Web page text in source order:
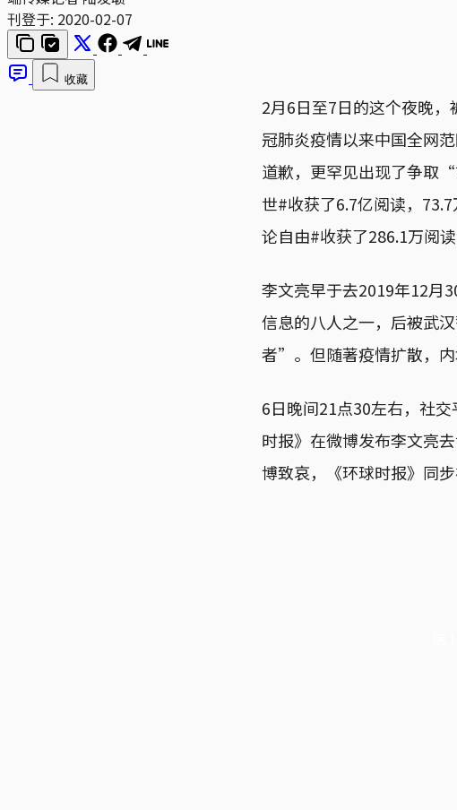
刊登于: 2020-02-07
收藏
2月6日至7日的这个夜晚
冠肺炎疫情以来中国全网
道歉，更罕见出现了争取
世#收获了6.7亿阅读，
论自由#收获了286.1万阅读
李文亮早于去2019年12月
信息的八人之一，后被武
者”。但随著疫情扩散，
6日晚间21点30左右，社
时报》在微博发布李文亮
博致哀，《环球时报》同